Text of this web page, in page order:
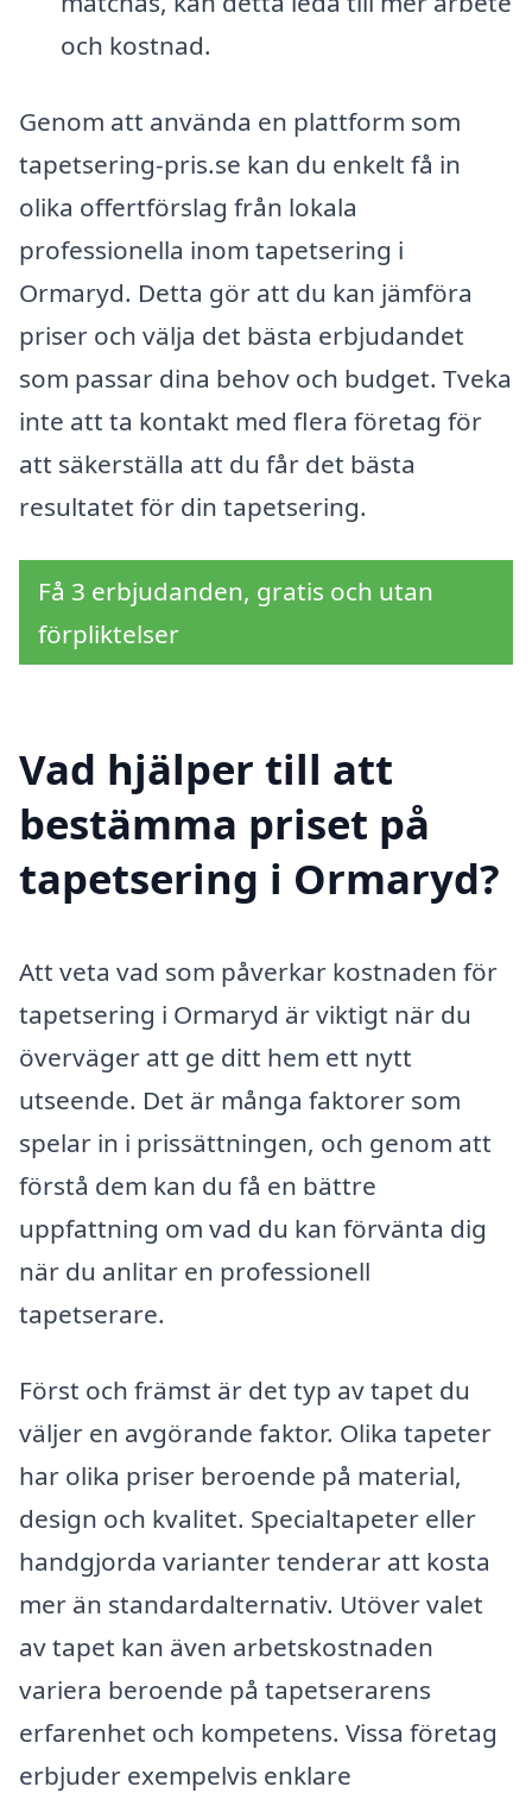
och kostnad.
Genom att använda en plattform som
tapetsering-pris.se kan du enkelt få in
olika offertförslag från lokala
professionella inom tapetsering i
Ormaryd. Detta gör att du kan jämföra
priser och välja det bästa erbjudandet
som passar dina behov och budget. Tveka
inte att ta kontakt med flera företag för
att säkerställa att du får det bästa
resultatet för din tapetsering.
Få 3 erbjudanden, gratis och utan
förpliktelser
Vad hjälper till att
bestämma priset på
tapetsering i Ormaryd?
Att veta vad som påverkar kostnaden för
tapetsering i Ormaryd är viktigt när du
överväger att ge ditt hem ett nytt
utseende. Det är många faktorer som
spelar in i prissättningen, och genom att
förstå dem kan du få en bättre
uppfattning om vad du kan förvänta dig
när du anlitar en professionell
tapetserare.
Först och främst är det typ av tapet du
väljer en avgörande faktor. Olika tapeter
har olika priser beroende på material,
design och kvalitet. Specialtapeter eller
handgjorda varianter tenderar att kosta
mer än standardalternativ. Utöver valet
av tapet kan även arbetskostnaden
variera beroende på tapetserarens
erfarenhet och kompetens. Vissa företag
erbjuder exempelvis enklare